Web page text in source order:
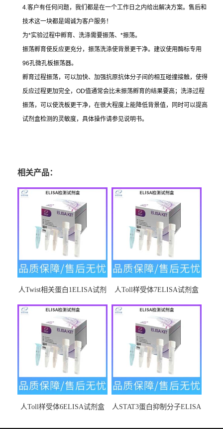
4.客户有任何问题，我们都是在一个工作日之内给出解决方案。售后和
技术这一块都是竭诚为客户服务！
为*实验过程中孵育、洗涤需要振荡、 *振荡。
振荡孵育使反应更充分，振荡洗涤使背景更干净。建议使用酶标专用
96孔微孔板振荡器。
孵育过程振荡，可以加快、加强抗原抗体分子间的相互碰撞接触，使得
反应过程更加完全， OD值通常会比未振荡孵育的结果要高；洗涤过程
振荡，可以使洗板更干净，在很大程度上能降低背景值，同时可以提高
试剂盒检测的灵敏度，具体操作请参见说明书。
相关产品：
人Twist相关蛋白1ELISA试剂
人Toll样受体7ELISA试剂盒
人Toll样受体6ELISA试剂盒
人STAT3蛋白抑制分子ELISA